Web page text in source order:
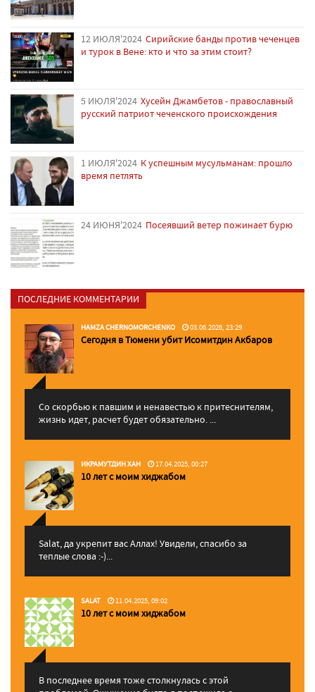
12 ИЮЛЯ'2024 Сирийские банды против чеченцев
и турок в Вене: кто и что за этим стоит?
5 ИЮЛЯ'2024 Хусейн Джамбетов - православный
русский патриот чеченского происхождения
1 ИЮЛЯ'2024 К успешным мусульманам: прошло
время петлять
24 ИЮНЯ'2024 Посеявший ветер пожинает бурю
ПОСЛЕДНИЕ КОММЕНТАРИИ
HAMZA CHERNOMORCHENKO 03.06.2026, 23:29
Сегодня в Тюмени убит Исомитдин Акбаров
Со скорбью к павшим и ненавестью к притеснителям,
жизнь идет, расчет будет обязательно. ...
ИКРАМУТДИН ХАН 17.04.2025, 00:27
10 лет с моим хиджабом
Salat, да укрепит вас Аллаx! Увидели, спасибо за
теплые слова :-)...
SALAT 11.04.2025, 09:02
10 лет с моим хиджабом
В последнее время тоже столкнулась с этой